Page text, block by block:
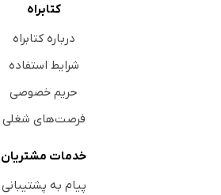
کتابراه
درباره کتابراه
شرایط استفاده
حریم خصوصی
فرصت‌های شغلی
خدمات مشتریان
پیام به پشتیبانی